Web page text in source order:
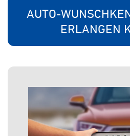
AUTO-
ERLANGEN